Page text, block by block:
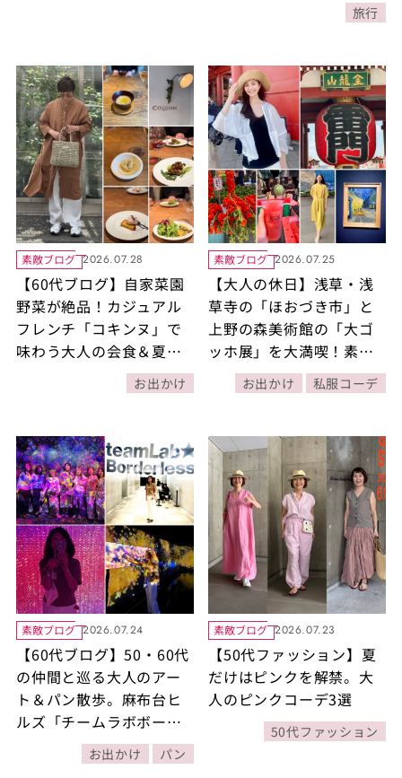
旅行
素敵ブログ 2026.07.28
【60代ブログ】自家菜園
野菜が絶品！カジュアル
フレンチ「コキンヌ」で
味わう大人の会食＆夏コ
お出かけ
素敵ブログ 2026.07.25
【大人の休日】浅草・浅
草寺の「ほおづき市」と
上野の森美術館の「大ゴ
ッホ展」を大満喫！素敵
ブロガー桜井智子さんの
体験記
お出かけ 私服コーデ
素敵ブログ 2026.07.24
【60代ブログ】50・60代
の仲間と巡る大人のアー
ト＆パン散歩。麻布台ヒ
ルズ「チームラボボーダ
レス」内覧会と虎ノ門の
絶品バゲット
お出かけ パン
素敵ブログ 2026.07.23
【50代ファッション】夏
だけはピンクを解禁。大
人のピンクコーデ3選
50代ファッション